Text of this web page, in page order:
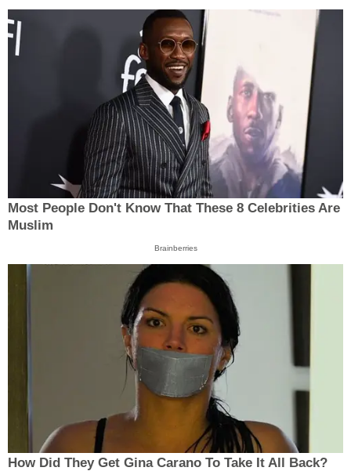
Most People Don't Know That These 8 Celebrities Are
Muslim
Brainberries
How Did They Get Gina Carano To Take It All Back?